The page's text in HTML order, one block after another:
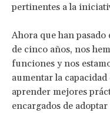
pertinentes a la
Ahora que han
de cinco años, nos
funciones y nos
aumentar la
aprender mejores
encargados de